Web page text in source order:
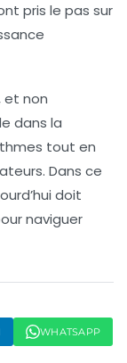
pris le pas sur
et non
dans la
tout en
Dans ce
doit
naviguer
WHATSAPP